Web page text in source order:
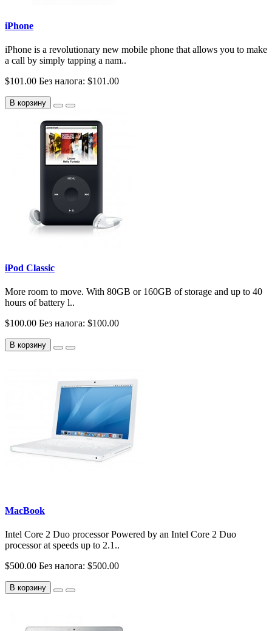
iPhone
iPhone is a revolutionary new mobile phone that allows you to make
a call by simply tapping a nam..
$101.00 Без налога: $101.00
В корзину
iPod Classic
More room to move. With 80GB or 160GB of storage and up to 40
hours of battery l..
$100.00 Без налога: $100.00
В корзину
MacBook
Intel Core 2 Duo processor Powered by an Intel Core 2 Duo
processor at speeds up to 2.1..
$500.00 Без налога: $500.00
В корзину